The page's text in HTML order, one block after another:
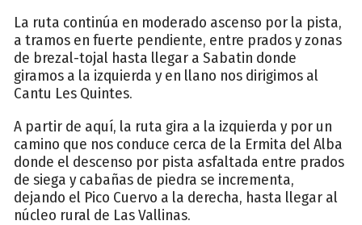
La ruta continúa en moderado ascenso por la pista,
a tramos en fuerte pendiente, entre prados y zonas
de brezal-tojal hasta llegar a Sabatin donde
giramos a la izquierda y en llano nos dirigimos al
Cantu Les Quintes.
A partir de aquí, la ruta gira a la izquierda y por un
camino que nos conduce cerca de la Ermita del Alba
donde el descenso por pista asfaltada entre prados
de siega y cabañas de piedra se incrementa,
dejando el Pico Cuervo a la derecha, hasta llegar al
núcleo rural de Las Vallinas.